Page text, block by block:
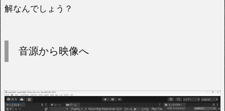
解なんでしょう？
音源から映像へ